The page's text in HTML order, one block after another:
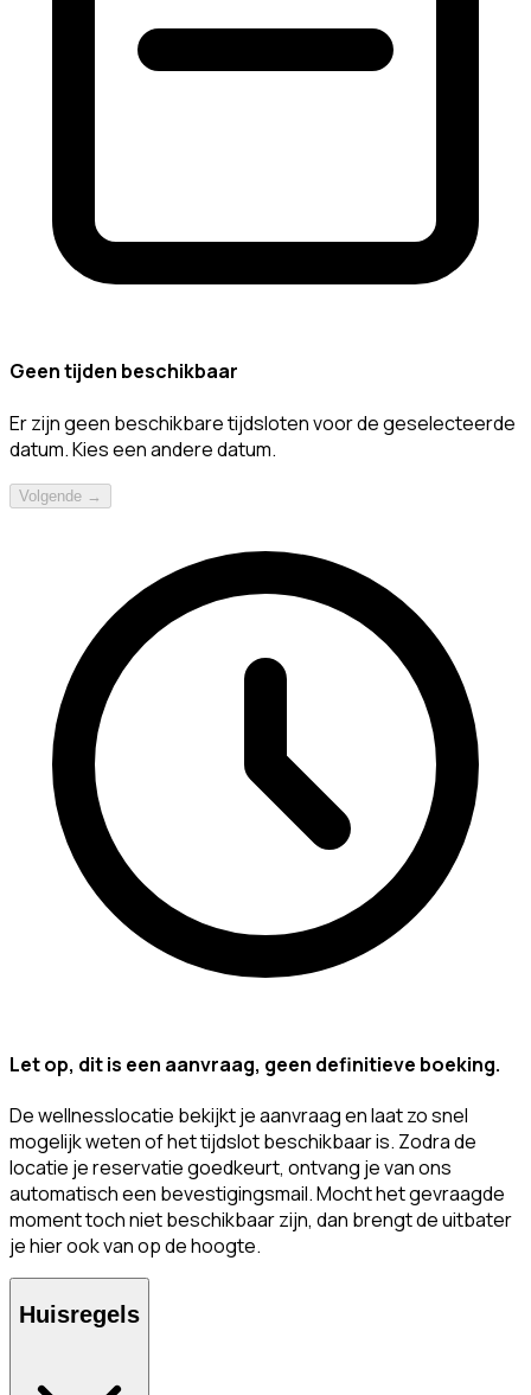
Geen tijden beschikbaar
Er zijn geen beschikbare tijdsloten voor de geselecteerde
datum. Kies een andere datum.
Volgende →
Let op, dit is een aanvraag, geen definitieve boeking.
De wellnesslocatie bekijkt je aanvraag en laat zo snel
mogelijk weten of het tijdslot beschikbaar is. Zodra de
locatie je reservatie goedkeurt, ontvang je van ons
automatisch een bevestigingsmail. Mocht het gevraagde
moment toch niet beschikbaar zijn, dan brengt de uitbater
je hier ook van op de hoogte.
Huisregels